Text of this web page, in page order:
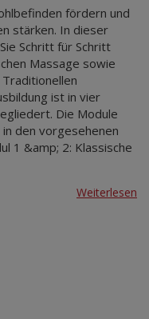
fördern und
stärken. In dieser
Schritt für Schritt
Massage sowie
ist in vier
Die Module
den vorgesehenen
1 &amp; 2: Klassische
Weiterlesen